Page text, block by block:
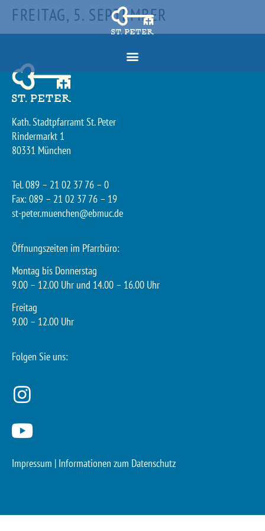
FREITAG, 5. SEPTEMBER
Kath. Stadtpfarramt St. Peter
Rindermarkt 1
80331 München
Tel. 089 – 21 02 37 76 – 0
Fax: 089 – 21 02 37 76 – 19
st-peter.muenchen@ebmuc.de
Öffnungszeiten im Pfarrbüro:
Montag bis Donnerstag
9.00 – 12.00 Uhr und 14.00 – 16.00 Uhr
Freitag
9.00 – 12.00 Uhr
Folgen Sie uns:
Impressum | Informationen zum Datenschutz